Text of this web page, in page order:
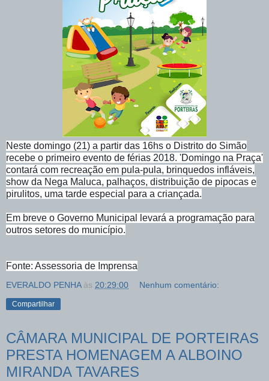
Neste domingo (21) a partir das 16hs o Distrito do Simão
recebe o primeiro evento de férias 2018. 'Domingo na Praça'
contará com recreação em pula-pula, brinquedos infláveis,
show da Nega Maluca, palhaços, distribuição de pipocas e
pirulitos, uma tarde especial para a criançada.
Em breve o Governo Municipal levará a programação para
outros setores do município.
Fonte: Assessoria de Imprensa
EVERALDO PENHA às 20:29:00 Nenhum comentário:
Compartilhar
CÂMARA MUNICIPAL DE PORTEIRAS
PRESTA HOMENAGEM A ALBOINO
MIRANDA TAVARES